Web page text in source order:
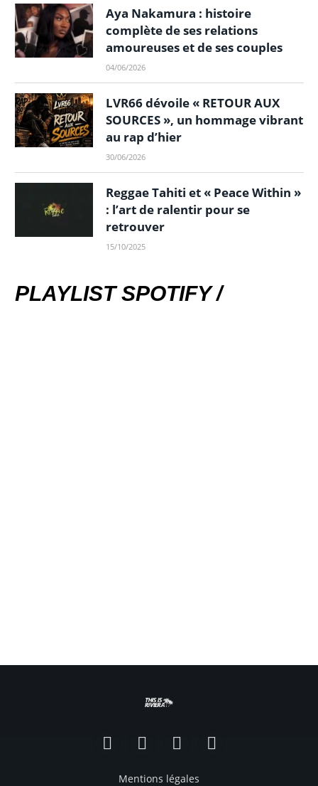
Aya Nakamura : histoire
complète de ses relations
amoureuses et de ses couples
04/06/2026
LVR66 dévoile « RETOUR AUX
SOURCES », un hommage vibrant
au rap d’hier
30/06/2026
Reggae Tahiti et « Peace Within »
: l’art de ralentir pour se
retrouver
15/10/2025
PLAYLIST SPOTIFY /
FacebookInstagramTikTok YouTube
Mentions légales